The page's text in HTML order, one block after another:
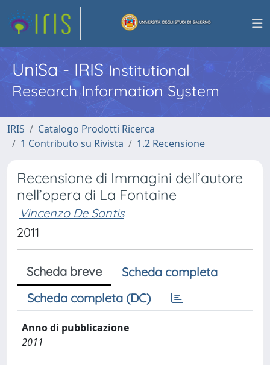
UniSa - IRISInstitutional
Research Information System
IRIS
Catalogo Prodotti Ricerca
1 Contributo su Rivista
1.2 Recensione
Recensione di Immagini dell’autore
nell’opera di La Fontaine
Vincenzo De Santis
2011
Scheda breve
Scheda completa
Scheda completa (DC)
Anno di pubblicazione
2011